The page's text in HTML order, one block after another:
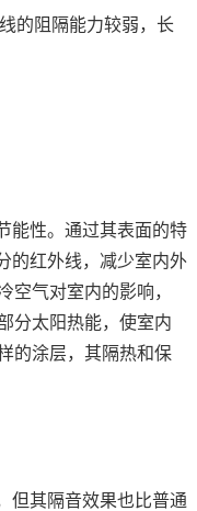
的阻隔能力较弱，长
能性。通过其表面的特
的红外线，减少室内外
空气对室内的影响，
分太阳热能，使室内
的涂层，其隔热和保
但其隔音效果也比普通